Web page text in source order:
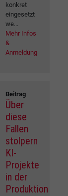
konkret
eingesetzt
we...
Mehr Infos
&
Anmeldung
Beitrag
Über
diese
Fallen
stolpern
KI-
Projekte
in der
Produktion